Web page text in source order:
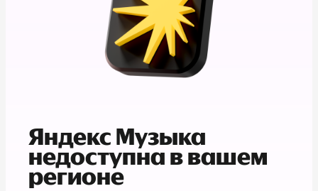
Яндекс Музыка
недоступна в вашем
регионе